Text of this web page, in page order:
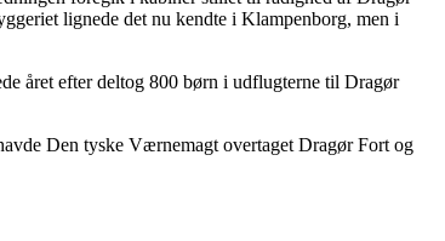
lignede det nu kendte i Klampenborg, men i
året efter deltog 800 børn i udflugterne til Dragør
Den tyske Værnemagt overtaget Dragør Fort og